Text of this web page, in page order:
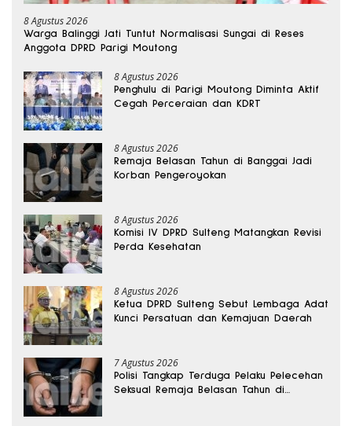
8 Agustus 2026
Warga Balinggi Jati Tuntut Normalisasi Sungai di Reses
Anggota DPRD Parigi Moutong
8 Agustus 2026
Penghulu di Parigi Moutong Diminta Aktif
Cegah Perceraian dan KDRT
8 Agustus 2026
Remaja Belasan Tahun di Banggai Jadi
Korban Pengeroyokan
8 Agustus 2026
Komisi IV DPRD Sulteng Matangkan Revisi
Perda Kesehatan
8 Agustus 2026
Ketua DPRD Sulteng Sebut Lembaga Adat
Kunci Persatuan dan Kemajuan Daerah
7 Agustus 2026
Polisi Tangkap Terduga Pelaku Pelecehan
Seksual Remaja Belasan Tahun di